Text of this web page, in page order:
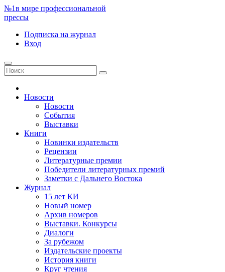
№1в мире профессиональной
прессы
Подписка на журнал
Вход
Новости
Новости
События
Выставки
Книги
Новинки издательств
Рецензии
Литературные премии
Победители литературных премий
Заметки с Дальнего Востока
Журнал
15 лет КИ
Новый номер
Архив номеров
Выставки. Конкурсы
Диалоги
За рубежом
Издательские проекты
История книги
Круг чтения